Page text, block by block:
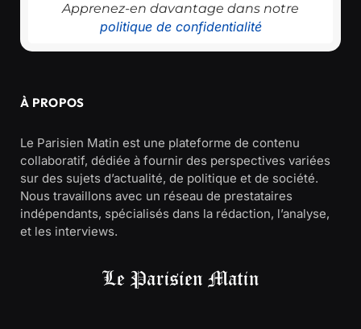
Apprenez-en davantage dans notre
politique de confidentialité
À PROPOS
Le Parisien Matin est une plateforme de contenu
collaboratif, dédiée à fournir des perspectives variées
sur des sujets d’actualité, de politique et de société.
Nous travaillons avec un réseau de prestataires
indépendants, spécialisés dans la rédaction, l’analyse,
et les interviews.